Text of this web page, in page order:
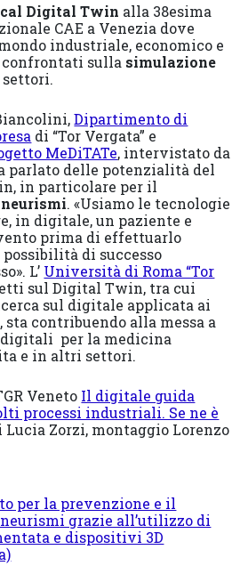
Digital Twin alla 38esima
CAE a Venezia dove
industriale, economico e
confrontati sulla simulazione
Dipartimento di
di “Tor Vergata” e
MeDiTATe, intervistato da
parlato delle potenzialità del
in particolare per il
. «Usiamo le tecnologie
in digitale, un paziente e
prima di effettuarlo
di successo
L’ Università di Roma “Tor
sul Digital Twin, tra cui
sul digitale applicata ai
contribuendo alla messa a
per la medicina
e in altri settori.
Veneto Il digitale guida
processi industriali. Se ne è
Lucia Zorzi, montaggio Lorenzo
per la prevenzione e il
grazie all’utilizzo di
e dispositivi 3D